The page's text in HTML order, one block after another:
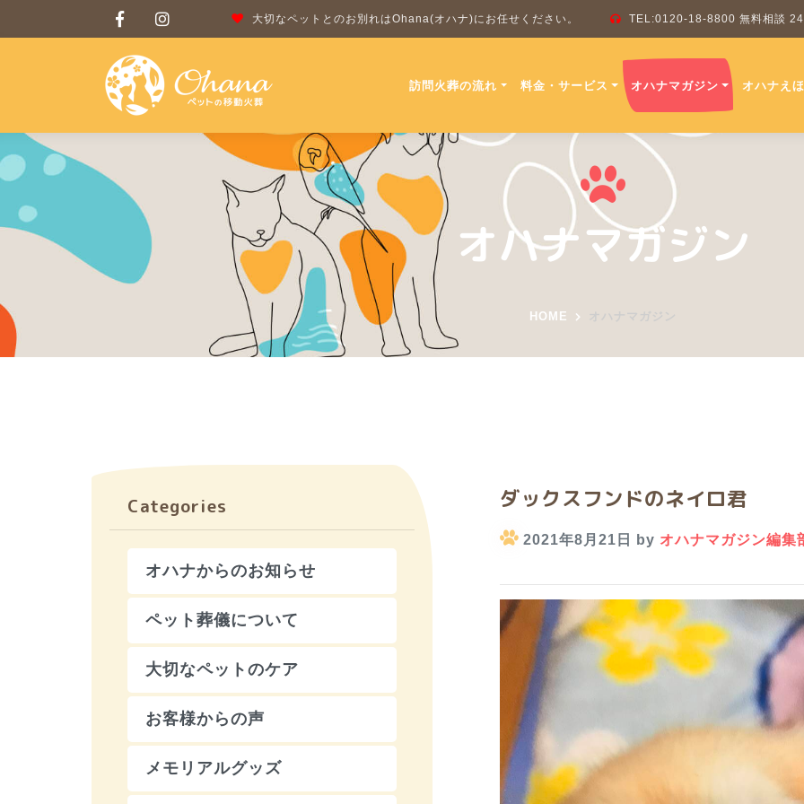
大切なペットとのお別れはOhana(オハナ)にお任せください。 TEL:0120-18-8800 無料相談
訪問火葬の流れ 料金・サービス オハナマガジン オハナえ
オハナマガジン
HOME
ダックスフンドのネイロ君
2021年8月21日 by オハナマガジン編集
Categories
オハナからのお知らせ
ペット葬儀について
大切なペットのケア
お客様からの声
メモリアルグッズ